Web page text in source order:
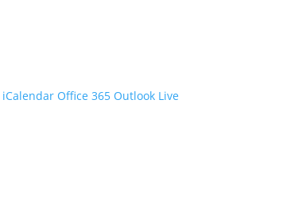
iCalendar Office 365 Outlook Live